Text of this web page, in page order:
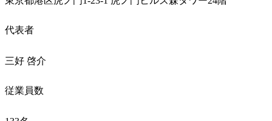
代表者
三好 啓介
従業員数